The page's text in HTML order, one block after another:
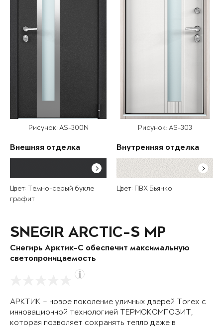
Рисунок: AS-300N
Внешняя отделка
Цвет: Темно-серый букле
графит
Рисунок: AS-303
Внутренняя отделка
Цвет: ПВХ Бьянко
SNEGIR ARCTIC-S MP
Снегирь Арктик-С обеспечит максимальную
светопроницаемость
АРКТИК – новое поколение уличных дверей Torex с
инновационной технологией ТЕРМОКОМПОЗИТ,
которая позволяет сохранять тепло даже в